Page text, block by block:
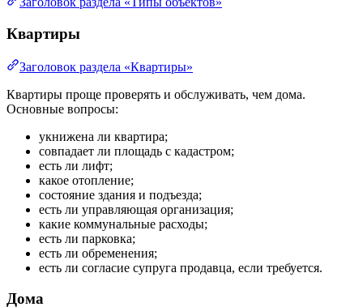
Квартиры
Заголовок раздела «Квартиры»
Квартиры проще проверять и обслуживать, чем дома.
Основные вопросы:
укнижена ли квартира;
совпадает ли площадь с кадастром;
есть ли лифт;
какое отопление;
состояние здания и подъезда;
есть ли управляющая организация;
какие коммунальные расходы;
есть ли парковка;
есть ли обременения;
есть ли согласие супруга продавца, если требуется.
Дома